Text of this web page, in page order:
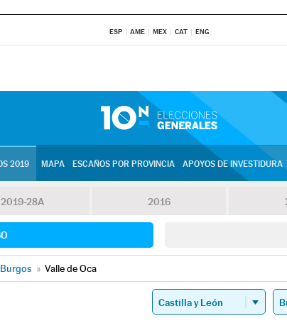
ESP AME MEX CAT ENG
2019 MAPA ESCAÑOS POR PROVINCIA APOYOS DE INVESTIDURA
2019-28A 2016
Burgos » Valle de Oca